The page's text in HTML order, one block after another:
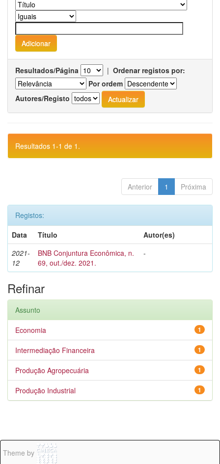
Resultados/Página | Ordenar registos por:
Por ordem
Autores/Registo
Resultados 1-1 de 1.
Anterior 1 Próxima
Registos:
Data
Título
Autor(es)
2021-
12
BNB Conjuntura Econômica, n.
69, out./dez. 2021.
-
Refinar
Assunto
1
Economia
1
Intermediação Financeira
1
Produção Agropecuária
1
Produção Industrial
Theme by